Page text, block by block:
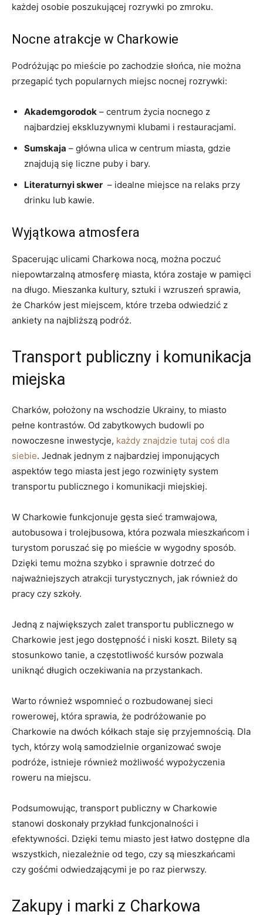
każdej osobie poszukującej rozrywki po zmroku.
Nocne atrakcje w Charkowie
Podróżując po mieście po zachodzie słońca, nie ‌można
przegapić tych popularnych miejsc nocnej rozrywki:
Akademgorodok – centrum życia​ nocnego z
najbardziej ekskluzywnymi klubami i restauracjami.
Sumskaja – główna ulica w centrum miasta,​ gdzie
znajdują się liczne puby i bary.
Literaturnyi skwer ‍ – ‌idealne miejsce na relaks przy
drinku lub kawie.
Wyjątkowa atmosfera
Spacerując ulicami Charkowa nocą,‍ można poczuć
niepowtarzalną atmosferę miasta, która zostaje w‍ pamięci
na długo. Mieszanka kultury, sztuki i wzruszeń sprawia,
że Charków jest miejscem, które trzeba odwiedzić z
ankiety na najbliższą podróż.
Transport publiczny i komunikacja
miejska
Charków, położony na wschodzie Ukrainy, ⁢to miasto
pełne kontrastów. ‌Od zabytkowych budowli po
nowoczesne inwestycje, każdy znajdzie⁤ tutaj coś dla
siebie. Jednak jednym z najbardziej imponujących
aspektów tego miasta ⁤jest jego rozwinięty ‍system
transportu publicznego i ⁢komunikacji ⁢miejskiej.
W Charkowie funkcjonuje‍ gęsta sieć tramwajowa,
autobusowa i trolejbusowa, która pozwala mieszkańcom ‌i
turystom poruszać ⁣się po mieście ​w wygodny⁤ sposób.
Dzięki temu można szybko i sprawnie dotrzeć do
najważniejszych atrakcji turystycznych,​ jak również⁤ do
‍pracy⁢ czy ​szkoły.
Jedną z największych zalet transportu publicznego ⁢w
Charkowie jest jego dostępność i niski koszt. Bilety są
stosunkowo tanie, a częstotliwość kursów ⁣pozwala
uniknąć długich oczekiwania na przystankach.
Warto również wspomnieć ​o rozbudowanej sieci
rowerowej, która sprawia, że podróżowanie po
Charkowie na dwóch kółkach staje się ⁢przyjemnością. Dla
tych, którzy wolą samodzielnie organizować swoje
podróże, istnieje również możliwość wypożyczenia
roweru na ⁤miejscu.
Podsumowując, transport publiczny w Charkowie
stanowi doskonały przykład funkcjonalności⁣ i
efektywności. Dzięki temu miasto jest łatwo dostępne dla
⁢wszystkich, niezależnie od tego, czy są mieszkańcami
czy ⁤gośćmi odwiedzającymi je po ⁣raz⁤ pierwszy.
Zakupy⁤ i marki z Charkowa